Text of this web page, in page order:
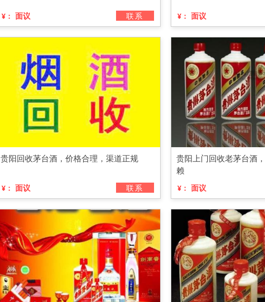
¥： 面议 联系 ¥： 面议
贵阳回收茅台酒，价格合理，渠道正规
¥： 面议 联系
贵阳上门回收老茅台酒
赖
¥： 面议